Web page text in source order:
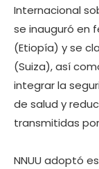
Internacional
se inauguró en
(Etiopía) y se
(Suiza), así
integrar la
de salud y
transmitidas
NNUU adoptó